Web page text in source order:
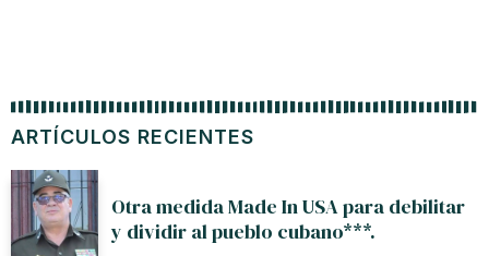
ARTÍCULOS RECIENTES
Otra medida Made In USA para debilitar
y dividir al pueblo cubano***.